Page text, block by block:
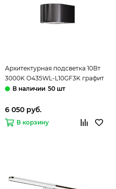
Архитектурная подсветка 10Вт
3000K O435WL-L10GF3K графит
Blow Outdoor Мaytoni
50 шт
6 050 руб.
В корзину